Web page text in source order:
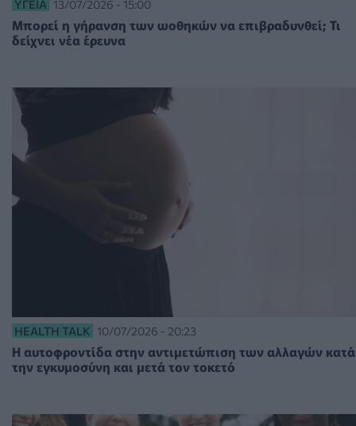
ΥΓΕΊΑ 13/07/2026 - 15:00
Μπορεί η γήρανση των ωοθηκών να επιβραδυνθεί; Τι
δείχνει νέα έρευνα
HEALTH TALK 10/07/2026 - 20:23
Η αυτοφροντίδα στην αντιμετώπιση των αλλαγών κατά
την εγκυμοσύνη και μετά τον τοκετό